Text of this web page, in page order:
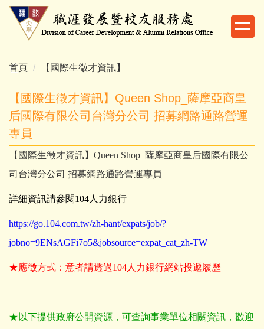
跳
內
首頁 【國際生徵才資訊】
【國際生徵才資訊】Queen Shop_薩摩亞商皇
后國際有限公司台灣分公司 招募網路通路營運
專員
【國際生徵才資訊】Queen Shop_薩摩亞商皇后國際有限公
司台灣分公司 招募網路通路營運專員
詳細資訊請參閱104人力銀行
https://go.104.com.tw/zh-hant/expats/job/?
jobno=9ENsAGFi7o5&jobsource=expat_cat_zh-TW
★應徵方式：意者請透過104人力銀行網站投遞履歷
★以下提供政府公開資源，可查詢事業單位相關資訊，歡迎